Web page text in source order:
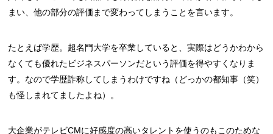
まい、他の部分の評価まで変わってしまうことを言います。
たとえば学歴。超名門大学を卒業していると、実際はどうかわから
なくても優れたビジネスパーソンだという評価を得やすくなりま
す。なので学歴詐称してしまうわけですね（どっかの都知事（笑）
も怪しまれてましたよね）。
大企業がテレビCMに好感度の高いタレントを使うのもこのためな